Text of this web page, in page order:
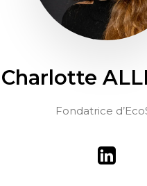
Charlotte
Fondatrice